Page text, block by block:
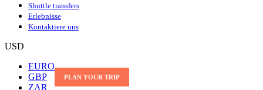
Shuttle transfers
Erlebnisse
Kontaktiere uns
USD
EURO
GBP
ZAR
PLAN YOUR TRIP